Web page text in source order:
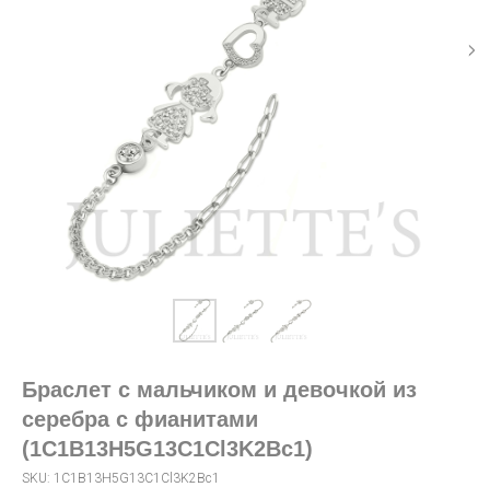
Браслет с мальчиком и девочкой из
серебра с фианитами
(1C1B13H5G13C1Cl3K2Bc1)
SKU: 1C1B13H5G13C1Cl3K2Bc1